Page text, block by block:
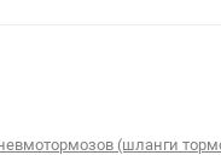
(шланги